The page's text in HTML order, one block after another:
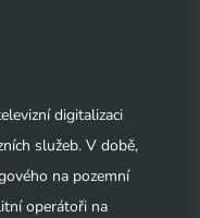
digitalizaci
služeb. V době,
na pozemní
operátoři na